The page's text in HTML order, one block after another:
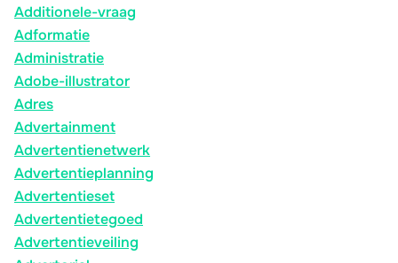
Additionele-vraag
Adformatie
Administratie
Adobe-illustrator
Adres
Advertainment
Advertentienetwerk
Advertentieplanning
Advertentieset
Advertentietegoed
Advertentieveiling